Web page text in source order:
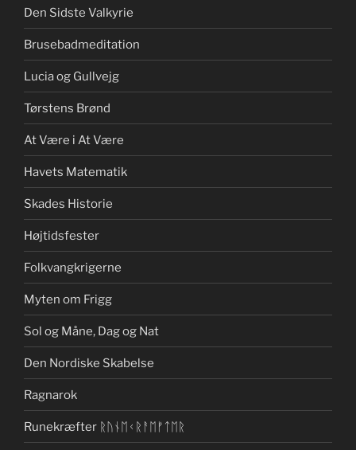
Den Sidste Valkyrie
Brusebadmeditation
Lucia og Gullvejg
Tørstens Brønd
At Være i At Være
Havets Matematik
Skades Historie
Højtidsfester
Folkvangkrigerne
Myten om Frigg
Sol og Måne, Dag og Nat
Den Nordiske Skabelse
Ragnarok
Runekræfter ᚱᚢᚾᛖᚲᚱᚨᛖᚠᛏᛖᚱ